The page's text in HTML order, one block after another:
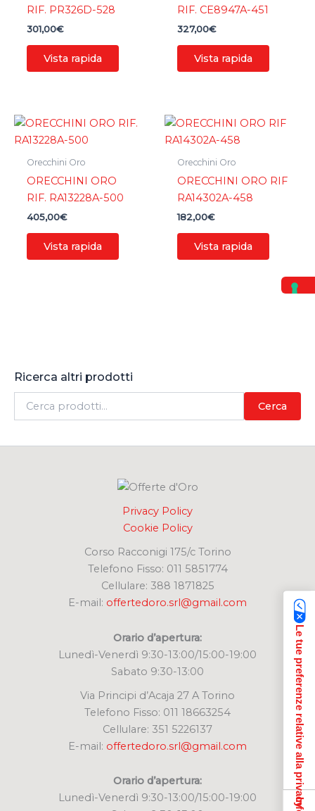
Ricerca altri prodotti
Cerca
RIF. PR326D-528
301,00€
Vista rapida
RIF. CE8947A-451
327,00€
Vista rapida
Orecchini Oro
ORECCHINI ORO
RIF. RA13228A-500
405,00€
Vista rapida
Orecchini Oro
ORECCHINI ORO RIF
RA14302A-458
182,00€
Vista rapida
Privacy Policy
Cookie Policy
Corso Racconigi 175/c Torino
Telefono Fisso: 011 5851774
Cellulare: 388 1871825
E-mail: offertedoro.srl@gmail.com
Orario d’apertura:
Lunedì-Venerdì 9:30-13:00/15:00-19:00
Sabato 9:30-13:00
Via Principi d’Acaja 27 A Torino
Telefono Fisso: 011 18663254
Cellulare: 351 5226137
E-mail: offertedoro.srl@gmail.com
Orario d’apertura:
Lunedì-Venerdì 9:30-13:00/15:00-19:00
Le tue preferenze relative alla privacy